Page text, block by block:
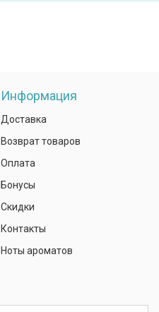
Информация
Доставка
Возврат товаров
Оплата
Бонусы
Скидки
Контакты
Ноты ароматов